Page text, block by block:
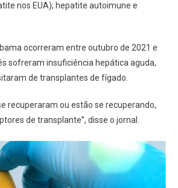
nos EUA); hepatite autoimune e
ocorreram entre outubro de 2021 e
sofreram insuficiência hepática aguda,
de transplantes de fígado.
recuperaram ou estão se recuperando,
de transplante”, disse o jornal.